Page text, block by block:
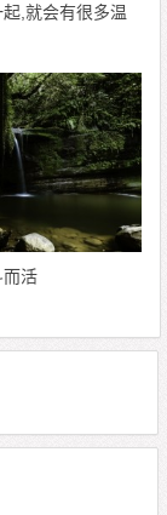
,就会有很多温
而活